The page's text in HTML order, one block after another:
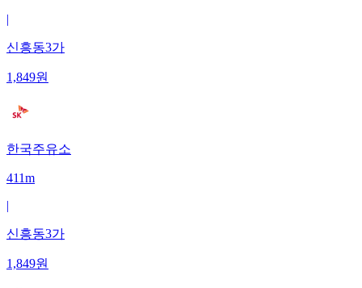
|
신흥동3가
1,849원
한국주유소
411m
|
신흥동3가
1,849원